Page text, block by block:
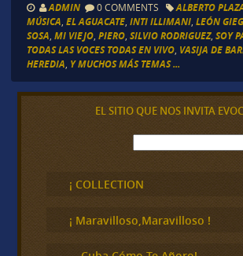
ADMIN 0 COMMENTS ALBERTO
MÚSICA EL AGUACATE, INTI ILLIMANI, LEÓN
SOSA MI VIEJO, PIERO, SILVIO RODRIGUEZ, SOY
TODAS LAS VOCES TODAS EN VIVO, VASIJA DE
HEREDIA Y MUCHOS MÁS TEMAS ...
EL SITIO QUE NOS INVITA
B
u
c
a
¡ COLLECTION
¡ Maravilloso,Maravilloso !